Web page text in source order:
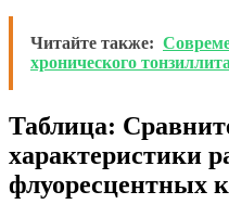
Читайте также:
хронического
Таблица:
характеристики
флуоресцентных